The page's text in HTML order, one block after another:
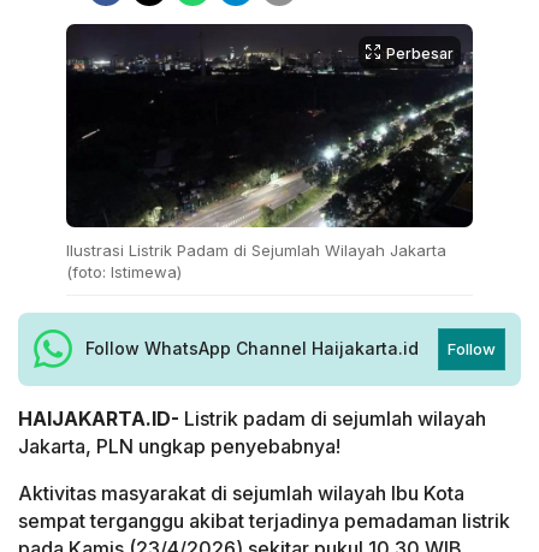
Perbesar
Ilustrasi Listrik Padam di Sejumlah Wilayah Jakarta
(foto: Istimewa)
Follow WhatsApp Channel Haijakarta.id Follow
HAIJAKARTA.ID- Listrik padam di sejumlah wilayah
Jakarta, PLN ungkap penyebabnya!
Aktivitas masyarakat di sejumlah wilayah Ibu Kota
sempat terganggu akibat terjadinya pemadaman listrik